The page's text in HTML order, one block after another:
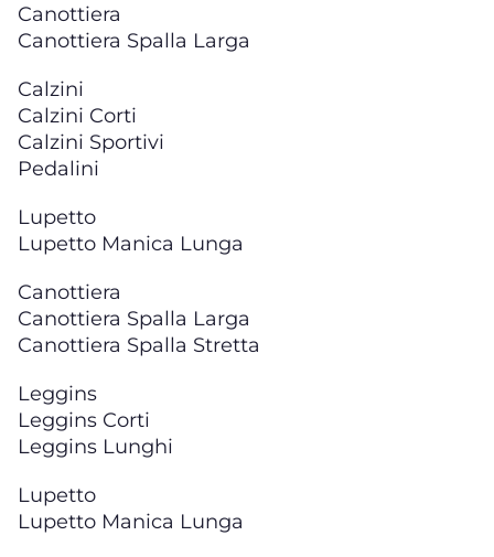
Canottiera
Canottiera Spalla Larga
Calzini
Calzini Corti
Calzini Sportivi
Pedalini
Lupetto
Lupetto Manica Lunga
Canottiera
Canottiera Spalla Larga
Canottiera Spalla Stretta
Leggins
Leggins Corti
Leggins Lunghi
Lupetto
Lupetto Manica Lunga